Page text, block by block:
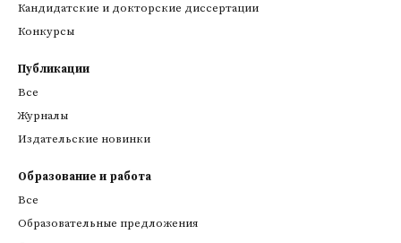
Кандидатские и докторские диссертации
Конкурсы
Публикации
Все
Журналы
Издательские новинки
Образование и работа
Все
Образовательные предложения